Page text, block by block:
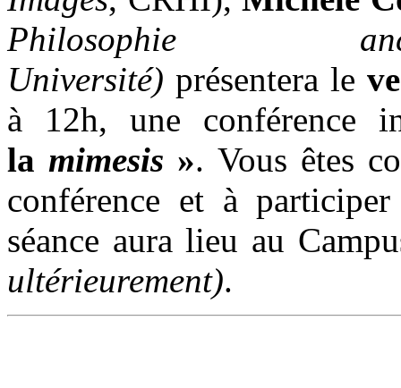
Philosophie
Université) présentera le
à 12h, une conférence
la mimesis ». Vous êtes
conférence et à
séance aura lieu au
ultérieurement).